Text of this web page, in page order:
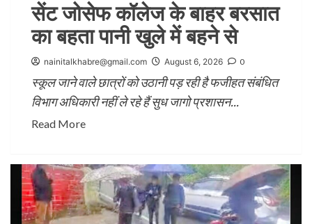
सेंट जोसेफ कॉलेज के बाहर बरसात
का बहता पानी खुले में बहने से
nainitalkhabre@gmail.com August 6, 2026 0
स्कूल जाने वाले छात्रों को उठानी पड़ रही है फजीहत संबंधित
विभाग अधिकारी नहीं ले रहे हैं सुध जागो प्रशासन...
Read More